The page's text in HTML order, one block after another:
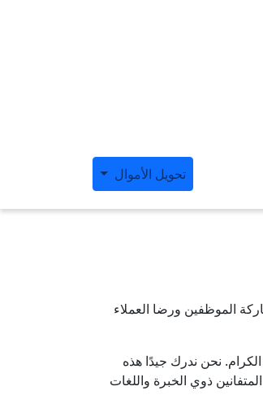
تحويل الأموال
الموظفين ورضا العملاء
نحن ندرك جيدًا هذه
ذوي الخبرة واللغات